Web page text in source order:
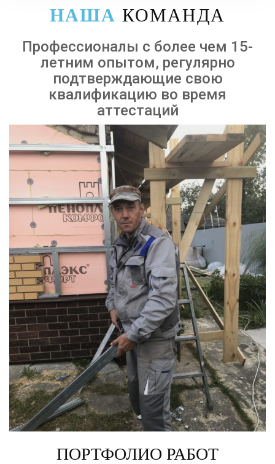
НАША КОМАНДА
Профессионалы с более чем 15-
летним опытом, регулярно
подтверждающие свою
квалификацию во время
аттестаций
ПОРТФОЛИО РАБОТ